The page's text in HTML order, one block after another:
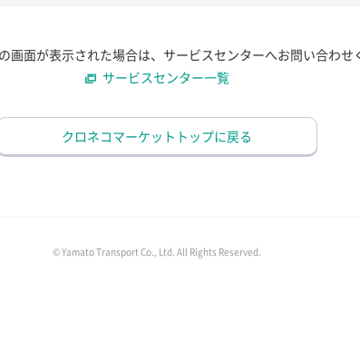
画面が表示された場合は、サービスセンターへお問い合わせ
サービスセンター一覧
クロネコマーケットトップに戻る
© Yamato Transport Co., Ltd. All Rights Reserved.